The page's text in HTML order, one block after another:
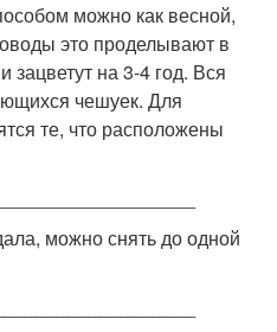
можно как весной,
это проделывают в
зацветут на 3-4 год. Вся
чешуек. Для
те, что расположены
можно снять до одной